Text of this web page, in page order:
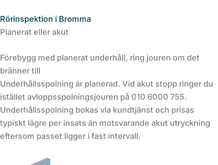
Rörinspektion i Bromma
Planerat eller akut
Förebygg med planerat underhåll, ring jouren om det
bränner till
Underhållsspolning är planerad. Vid akut stopp ringer du
istället avloppsspolningsjouren på 010 6000 755.
Underhållsspolning bokas via kundtjänst och prisas
typiskt lägre per insats än motsvarande akut utryckning
eftersom passet ligger i fast intervall.